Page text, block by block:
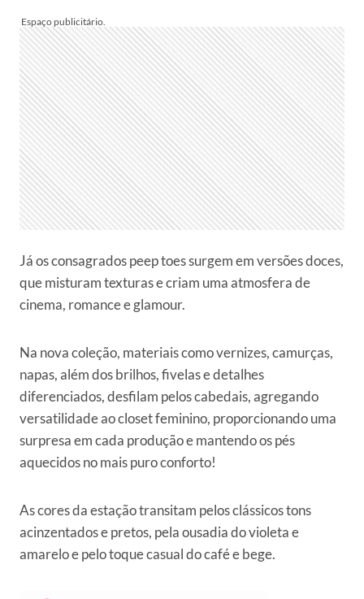
Já os consagrados peep toes surgem em versões doces,
que misturam texturas e criam uma atmosfera de
cinema, romance e glamour.
Na nova coleção, materiais como vernizes, camurças,
napas, além dos brilhos, fivelas e detalhes
diferenciados, desfilam pelos cabedais, agregando
versatilidade ao closet feminino, proporcionando uma
surpresa em cada produção e mantendo os pés
aquecidos no mais puro conforto!
As cores da estação transitam pelos clássicos tons
acinzentados e pretos, pela ousadia do violeta e
amarelo e pelo toque casual do café e bege.